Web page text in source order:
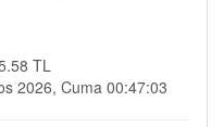
TL
2026, Cuma 00:47:03